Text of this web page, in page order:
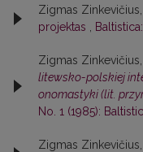
Zigmas Zinkevičius,
projektas
Zigmas Zinkevičius,
litewsko-polskiej
onomastyki (lit.
No. 1 (1985):
Zigmas Zinkevičius,